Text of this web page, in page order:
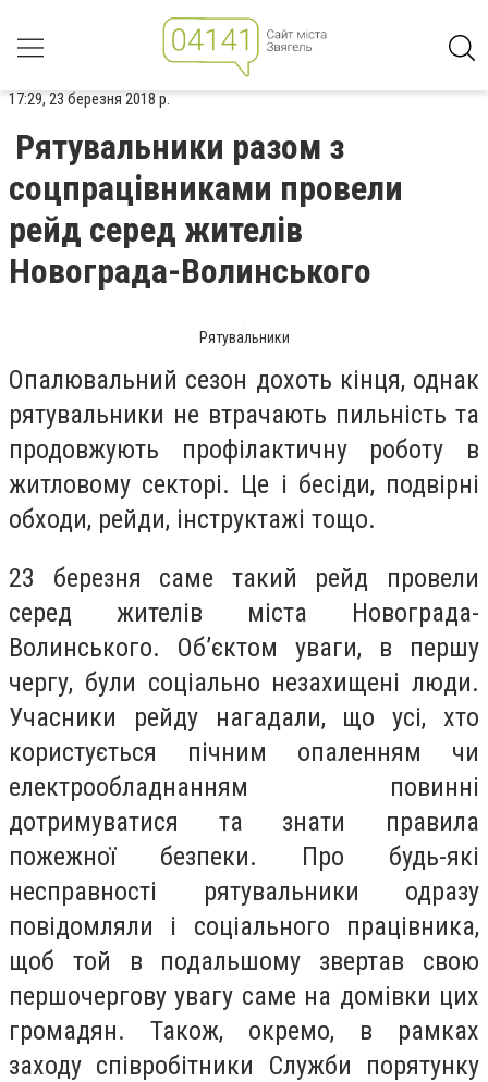
17:29, 23 березня 2018 р.
Рятувальники разом з
соцпрацівниками провели
рейд серед жителів
Новограда-Волинського
Рятувальники
Опалювальний сезон дохоть кінця, однак
рятувальники не втрачають пильність та
продовжують профілактичну роботу в
житловому секторі. Це і бесіди, подвірні
обходи, рейди, інструктажі тощо.
23 березня саме такий рейд провели
серед жителів міста Новограда-
Волинського. Об’єктом уваги, в першу
чергу, були соціально незахищені люди.
Учасники рейду нагадали, що усі, хто
користується пічним опаленням чи
електрообладнанням повинні
дотримуватися та знати правила
пожежної безпеки. Про будь-які
несправності рятувальники одразу
повідомляли і соціального працівника,
щоб той в подальшому звертав свою
першочергову увагу саме на домівки цих
громадян. Також, окремо, в рамках
заходу співробітники Служби порятунку